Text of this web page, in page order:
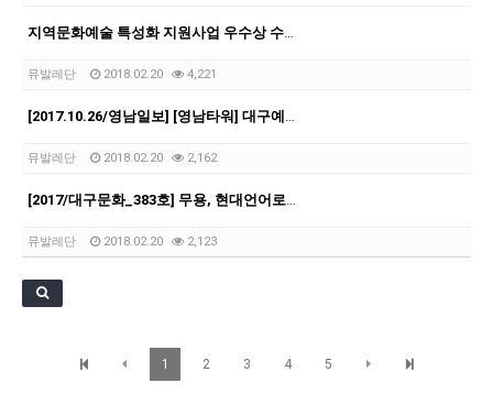
지역문화예술 특성화 지원사업 우수상 수상 <카페 아루스>
뮤발레단 2018.02.20 4,221
[2017.10.26/영남일보] [영남타워] 대구예술계에 바란다
뮤발레단 2018.02.20 2,162
[2017/대구문화_383호] 무용, 현대언어로서의 확장 뮤발레컴퍼니
뮤발레단 2018.02.20 2,123
1 2 3 4 5